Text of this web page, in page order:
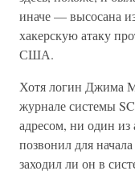
иначе — высосана
хакерскую атаку
США.
Хотя логин Джима
журнале системы
адресом, ни один из
позвонил для
заходил ли он в